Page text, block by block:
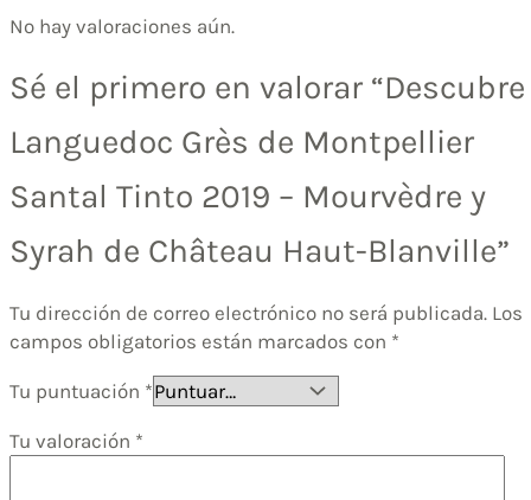
No hay valoraciones aún.
Sé el primero en valorar “Descubre
Languedoc Grès de Montpellier
Santal Tinto 2019 – Mourvèdre y
Syrah de Château Haut-Blanville”
Tu dirección de correo electrónico no será publicada. Los
campos obligatorios están marcados con *
Tu puntuación *
Tu valoración *